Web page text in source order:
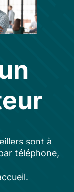
sont à
téléphone,